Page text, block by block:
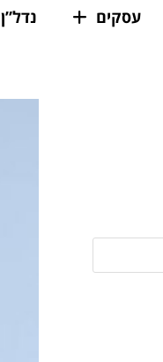
עסקים נדל”ן